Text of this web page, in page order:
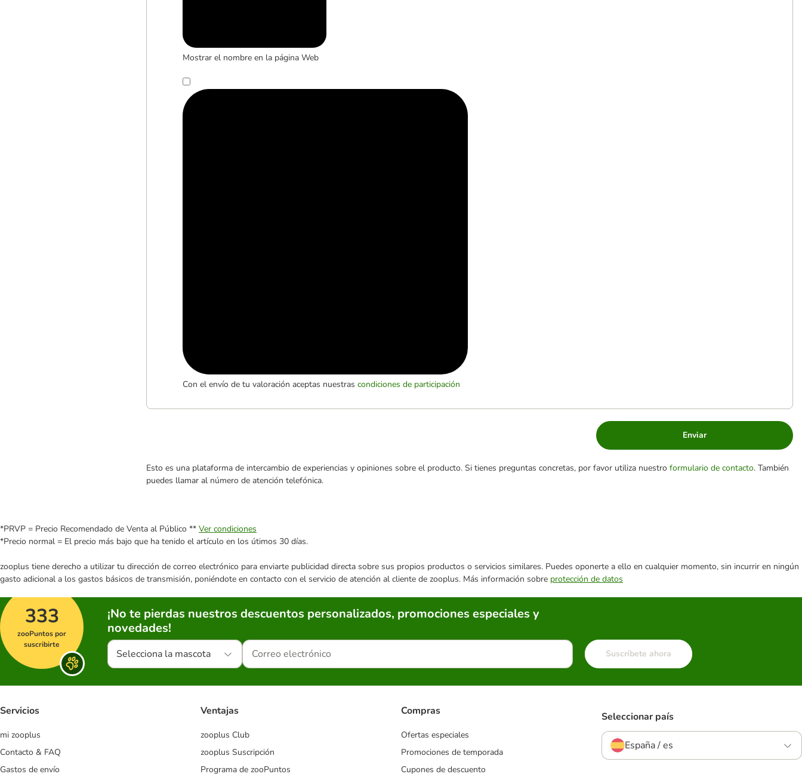
Mostrar el nombre en la página Web
Con el envío de tu valoración aceptas nuestras condiciones de participación
Enviar
Esto es una plataforma de intercambio de experiencias y opiniones sobre el producto. Si tienes preguntas concretas, por favor utiliza nuestro formulario de contacto. También
puedes llamar al número de atención telefónica.
*PRVP = Precio Recomendado de Venta al Público ** Ver condiciones
*Precio normal = El precio más bajo que ha tenido el artículo en los útimos 30 días.
zooplus tiene derecho a utilizar tu dirección de correo electrónico para enviarte publicidad directa sobre sus propios productos o servicios similares. Puedes oponerte a ello en cualquier momento, sin incurrir en ningún
gasto adicional a los gastos básicos de transmisión, poniéndote en contacto con el servicio de atención al cliente de zooplus. Más información sobre protección de datos
333
zooPuntos por
suscribirte
¡No te pierdas nuestros descuentos personalizados, promociones especiales y
novedades!
Selecciona la mascota Suscríbete ahora
Servicios
mi zooplus
Contacto & FAQ
Gastos de envío
Ventajas
zooplus Club
zooplus Suscripción
Programa de zooPuntos
Compras
Ofertas especiales
Promociones de temporada
Cupones de descuento
Seleccionar país
España / es